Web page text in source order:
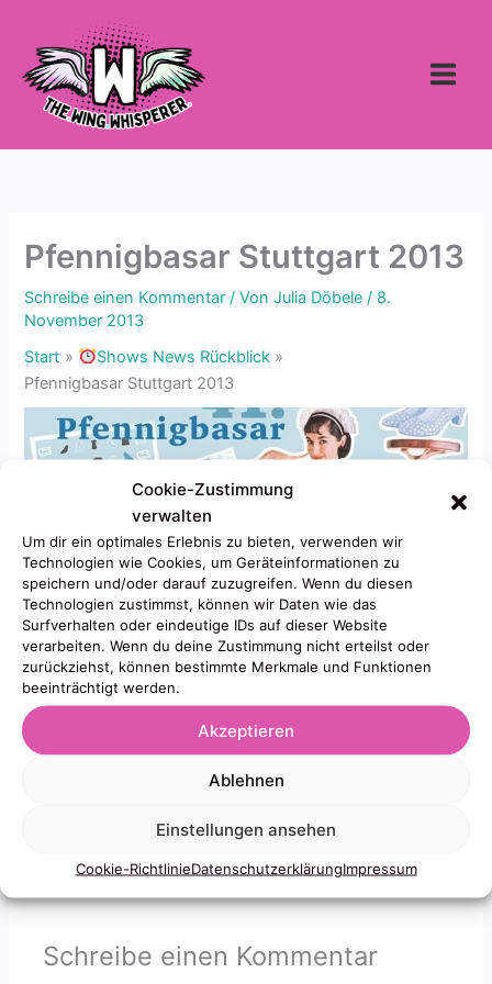
Cookie-Zustimmung
verwalten
Um dir ein optimales Erlebnis zu bieten, verwenden wir
Technologien wie Cookies, um Geräteinformationen zu
speichern und/oder darauf zuzugreifen. Wenn du diesen
Technologien zustimmst, können wir Daten wie das
Surfverhalten oder eindeutige IDs auf dieser Website
verarbeiten. Wenn du deine Zustimmung nicht erteilst oder
zurückziehst, können bestimmte Merkmale und Funktionen
beeinträchtigt werden.
Akzeptieren
Ablehnen
Einstellungen ansehen
Cookie-RichtlinieDatenschutzerklärungImpressum
springen
Pfennigbasar Stuttgart 2013
Schreibe einen Kommentar / VonJulia Döbele/ 8.
November 2013
Start
Shows News Rückblick
Pfennigbasar Stuttgart 2013
45. Pfennigbasar Stuttgart, organisiert vom German
American Womens Club, Julia
Kunst & Haushaltswahren.
Vorheriger Beitrag Nächster Beitrag
Schreibe einen Kommentar